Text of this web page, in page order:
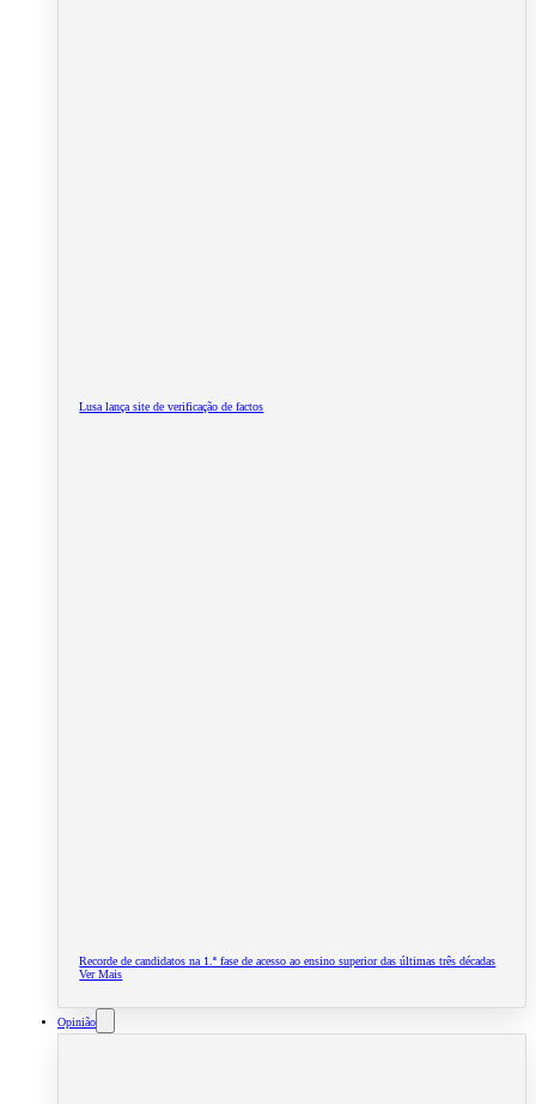
Lusa lança site de verificação de factos
Recorde de candidatos na 1.ª fase de acesso ao ensino superior das últimas três décadas
Ver Mais
Opinião